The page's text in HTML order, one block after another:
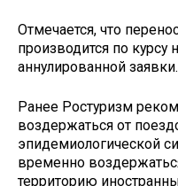
Отмечается, что
производится по курсу
аннулированной заявки.
Ранее Ростуризм
воздержаться от
эпидемиологической
временно
территорию